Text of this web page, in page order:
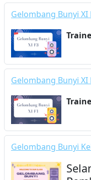
Gelombang Bunyi XI
Gelombang Bunyi XI
Gelombang Bunyi